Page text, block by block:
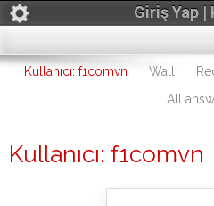
Giriş Yap |
Kullanıcı: f1comvn Wall
All
Kullanıcı: f1comvn